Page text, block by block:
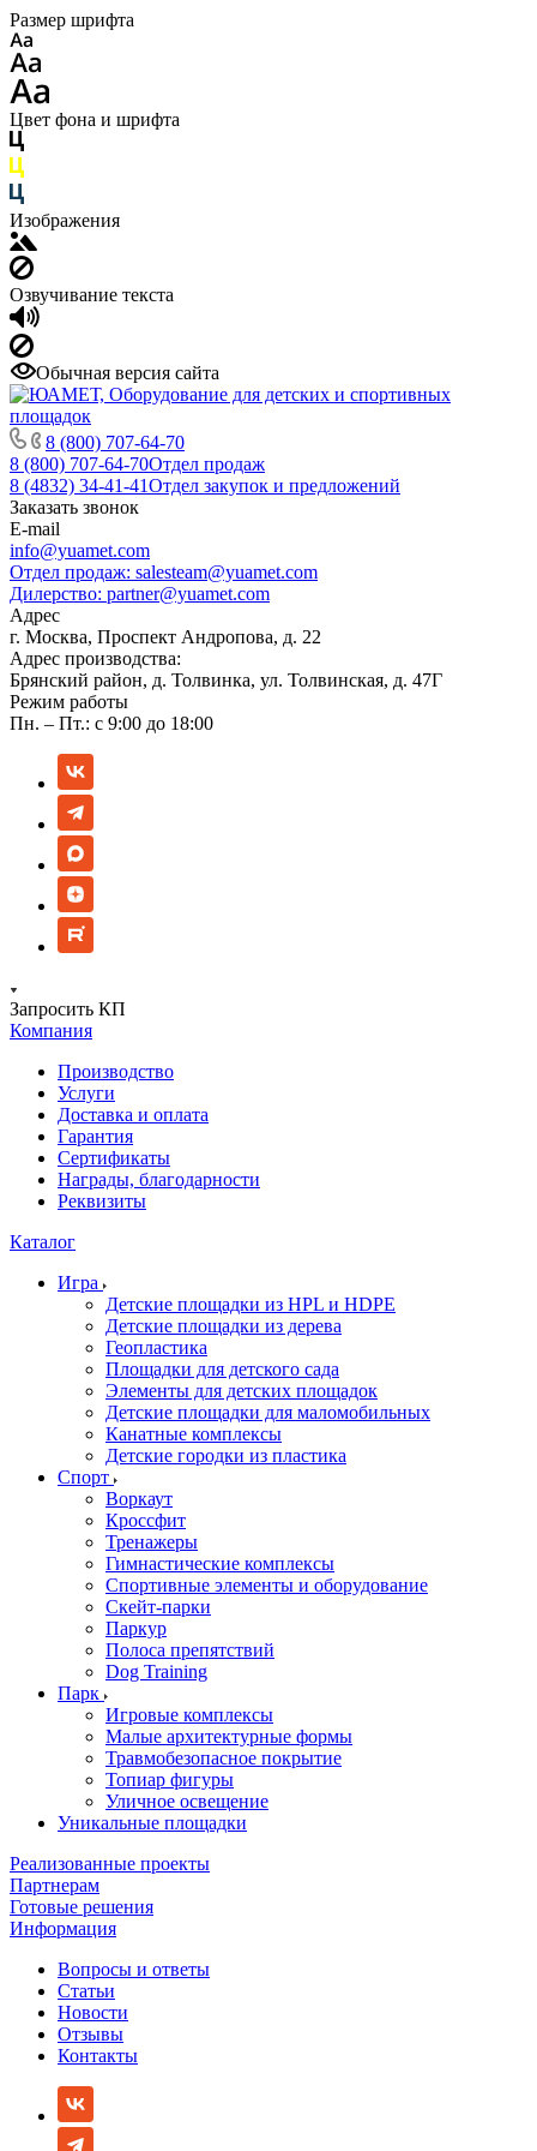
Размер шрифта
Цвет фона и шрифта
Изображения
Озвучивание текста
Обычная версия сайта
8 (800) 707-64-70
8 (800) 707-64-70Отдел продаж
8 (4832) 34-41-41Отдел закупок и предложений
Заказать звонок
E-mail
info@yuamet.com
Отдел продаж: salesteam@yuamet.com
Дилерство: partner@yuamet.com
Адрес
г. Москва, Проспект Андропова, д. 22
Адрес производства:
Брянский район, д. Толвинка, ул. Толвинская, д. 47Г
Режим работы
Пн. – Пт.: с 9:00 до 18:00
Запросить КП
Компания
Производство
Услуги
Доставка и оплата
Гарантия
Сертификаты
Награды, благодарности
Реквизиты
Каталог
Игра
Детские площадки из HPL и HDPE
Детские площадки из дерева
Геопластика
Площадки для детского сада
Элементы для детских площадок
Детские площадки для маломобильных
Канатные комплексы
Детские городки из пластика
Спорт
Воркаут
Кроссфит
Тренажеры
Гимнастические комплексы
Спортивные элементы и оборудование
Скейт-парки
Паркур
Полоса препятствий
Dog Training
Парк
Игровые комплексы
Малые архитектурные формы
Травмобезопасное покрытие
Топиар фигуры
Уличное освещение
Уникальные площадки
Реализованные проекты
Партнерам
Готовые решения
Информация
Вопросы и ответы
Статьи
Новости
Отзывы
Контакты